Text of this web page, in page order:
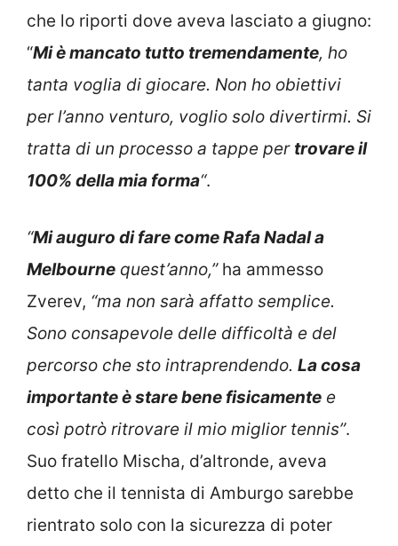
che lo riporti dove aveva lasciato a giugno:
“Mi è mancato tutto tremendamente, ho
tanta voglia di giocare. Non ho obiettivi
per l’anno venturo, voglio solo divertirmi. Si
tratta di un processo a tappe per trovare il
100% della mia forma“.
“Mi auguro di fare come Rafa Nadal a
Melbourne quest’anno,”ha ammesso
Zverev, “ma non sarà affatto semplice.
Sono consapevole delle difficoltà e del
percorso che sto intraprendendo. La cosa
importante è stare bene fisicamente e
così potrò ritrovare il mio miglior tennis”.
Suo fratello Mischa, d’altronde, aveva
detto che il tennista di Amburgo sarebbe
rientrato solo con la sicurezza di poter